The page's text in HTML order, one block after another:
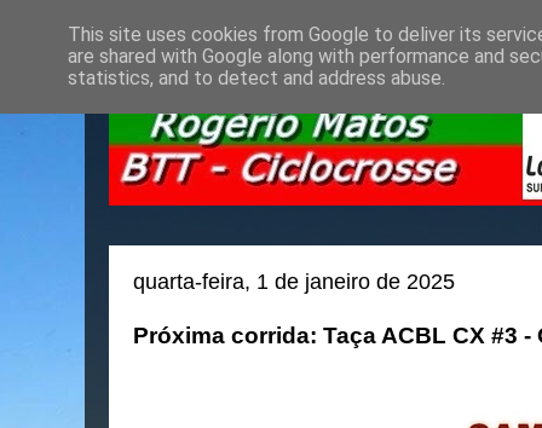
quarta-feira, 1 de janeiro de 2025
Próxima corrida: Taça ACBL CX #3
This site uses cookies from Google to deliver its
are shared with Google along with performance and
statistics, and to detect and address abuse.